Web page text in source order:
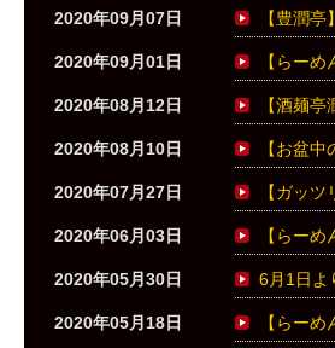
2020年09月07日 【豊潤
2020年09月01日 【らー
2020年08月12日 【酒麺
2020年08月10日 【お盆中
2020年07月27日 【ガッ
2020年06月03日 【らー
2020年05月30日 6月1日
2020年05月18日 【らー